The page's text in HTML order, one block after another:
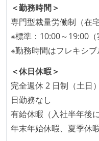
成技術は、基本的に
ていない
コード品質向上の
ーまたはペアプログ
「リファクタリング
観をメンバー全員が
いる
何らかのコーディン
＜勤務時間＞
専門型裁量労働制（在
※標準：10:00～19:00（
※勤務時間はフレキシ
＜休日休暇＞
完全週休 2 日制（土
日勤務なし
有給休暇（入社半年後
年末年始休暇、夏季休